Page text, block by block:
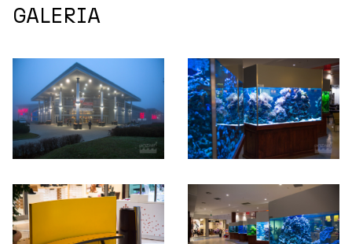
GALERIA